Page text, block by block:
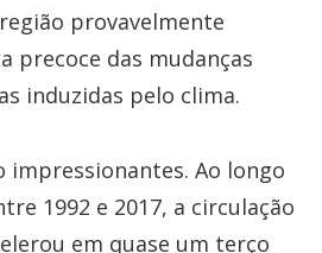
provavelmente
precoce das mudanças
induzidas pelo clima.
impressionantes. Ao longo
1992 e 2017, a circulação
em quase um terço